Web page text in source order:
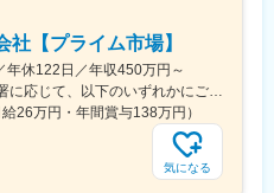
社【プライム市場】
年休122日／年収450万円～
【東京or大阪or福岡】配属部署に応じて、以下のいずれかにご勤務いただきます。初期配属地は、ご希望の地域に配属いたします。■本社東京都港区東新橋1-5-2 汐留シティセンター19F☆JR・地下鉄各線 新橋駅より徒歩1分☆都営地下鉄大江戸線 汐留駅より徒歩1分■豊洲事業所東京都江東区東雲1-7-12 KDX豊洲グランスクエア7F☆東京メトロ有楽町線・ゆりかもめ 豊洲駅 徒歩12分☆りんかい線 東雲駅 徒歩12分※豊洲駅より「KDXグランスクエア行き無料シャトルバス」が運行しています。■関西支社大阪府大阪市北区堂島浜2-2-28 堂島アクシスビル12F☆地下鉄四ツ橋線・西梅田駅より徒歩10分・肥後橋駅 徒歩7分☆JR大阪駅 徒歩15分■九州支社福岡県福岡市博多区博多駅東2-10-35 博多プライムイースト3F☆JR博多駅より徒歩7分※受動喫煙対策有（屋内全面禁煙）
26万円・年間賞与138万円）
気になる